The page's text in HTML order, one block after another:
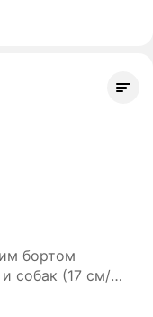
бортом
собак (17 см/